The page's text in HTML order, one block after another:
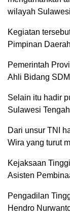
wilayah
Kegiatan
Pimpinan
Pemerintah
Ahli Bidang
Selain itu hadir
Sulawesi
Dari unsur TNI
Wira yang turut
Kejaksaan
Asisten
Pengadilan
Hendro